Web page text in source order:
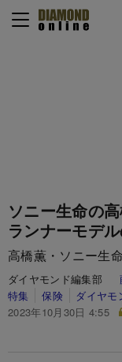
ソニー生命の
ランナーモデル
高橋薫・ソニー生
ダイヤモンド編集部
特集
保険
ダイヤモ
2023年10月30日 4:55